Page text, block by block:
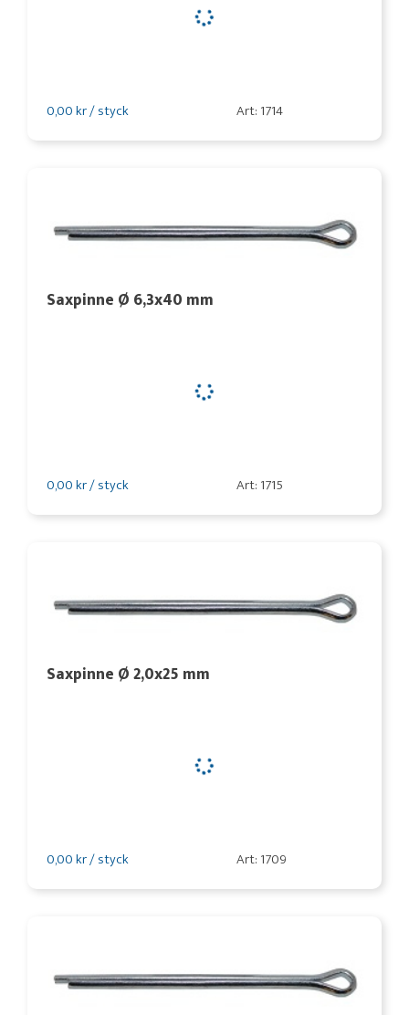
0,00 kr / styck Art: 1714
Saxpinne Ø 6,3x40 mm
0,00 kr / styck Art: 1715
Saxpinne Ø 2,0x25 mm
0,00 kr / styck Art: 1709